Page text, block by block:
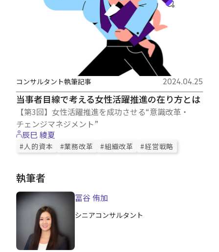
当事者目線で考える女性活躍推進の在り方とは
【第3回】女性活躍推進を成功させる“意識改革・
チェンジマネジメント”
コンサルタント執筆記事 2024.04.25
辰巳 綾夏
#人的資本 #業務改革 #組織改革 #経営戦略
執筆者
冨谷 侑加
シニアコンサルタント